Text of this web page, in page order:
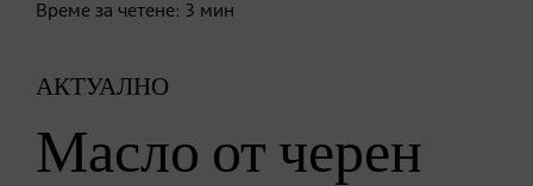
Време за четене: 3 мин
АКТУАЛНО
Масло от черен